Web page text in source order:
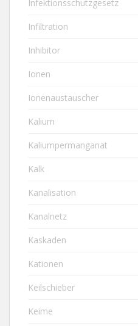
Infektionsschutzgesetz
Infiltration
Inhibitor
Ionen
Ionenaustauscher
Kalium
Kaliumpermanganat
Kalk
Kanalisation
Kanalnetz
Kaskaden
Kationen
Keilschieber
Keime